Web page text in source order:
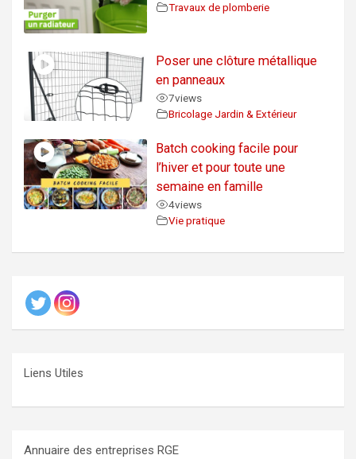
Travaux de plomberie
Poser une clôture métallique
en panneaux
7views
Bricolage Jardin & Extérieur
Batch cooking facile pour
l’hiver et pour toute une
semaine en famille
4views
Vie pratique
Liens Utiles
Annuaire des entreprises RGE